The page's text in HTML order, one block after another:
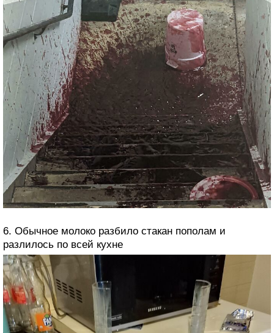
6. Обычное молоко разбило стакан пополам и
разлилось по всей кухне